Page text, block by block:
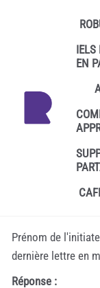
Aller au contenu
IELS
EN
Prénom de
dernière lettre en
Réponse :